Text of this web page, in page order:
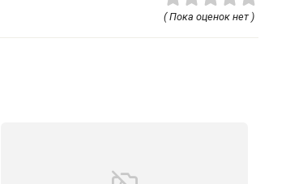
( Пока оценок нет )